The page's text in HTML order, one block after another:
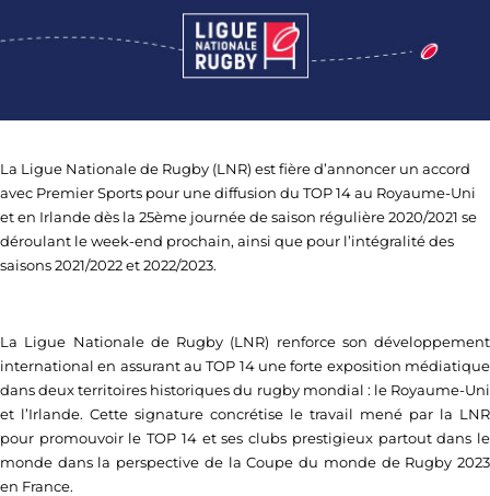
La Ligue Nationale de Rugby (LNR) est fière d’annoncer un accord
avec Premier Sports pour une diffusion du TOP 14 au Royaume-Uni
et en Irlande dès la 25ème journée de saison régulière 2020/2021 se
déroulant le week-end prochain, ainsi que pour l’intégralité des
saisons 2021/2022 et 2022/2023.
La Ligue Nationale de Rugby (LNR) renforce son développement
international en assurant au TOP 14 une forte exposition médiatique
dans deux territoires historiques du rugby mondial : le Royaume-Uni
et l’Irlande. Cette signature concrétise le travail mené par la LNR
pour promouvoir le TOP 14 et ses clubs prestigieux partout dans le
monde dans la perspective de la Coupe du monde de Rugby 2023
en France.